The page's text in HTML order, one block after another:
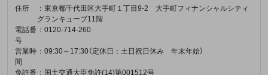
住所
：東京都千代田区大手町１丁目9-2 大手町フィナンシャルシティ
グランキューブ11階
電話番
号
：0120-714-260
営業時
間
：09:30～17:30（定休日：土日祝日休み 年末年始）
免許番 ：国土交通大臣免許(14)第001512号